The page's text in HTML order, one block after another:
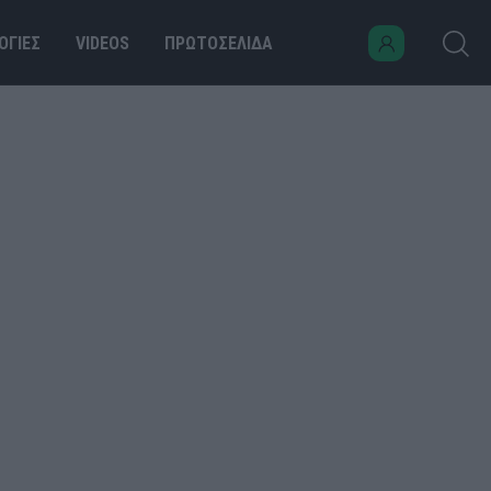
VIDEOS ΠΡΩΤΟΣΕΛΙΔΑ